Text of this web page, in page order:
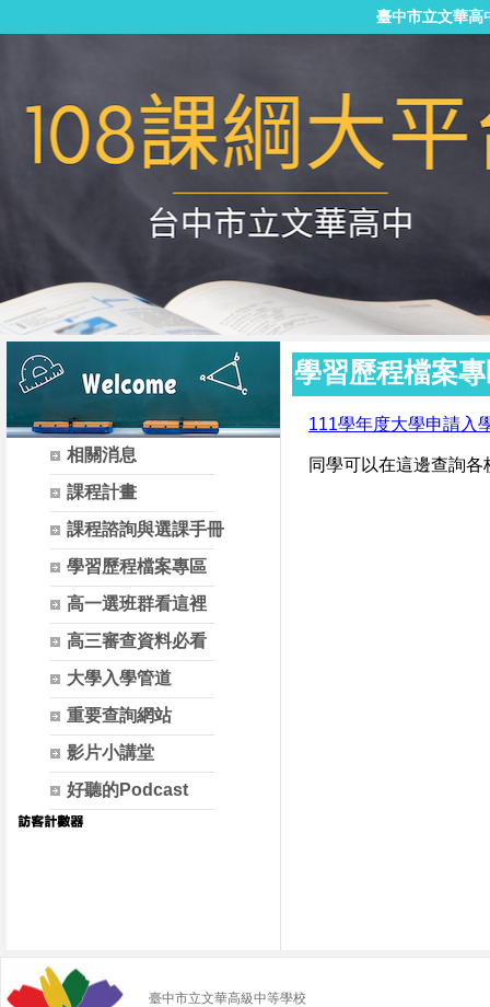
臺中市立文華高
相關消息
課程計畫
課程諮詢與選課手冊
學習歷程檔案專區
高一選班群看這裡
高三審查資料必看
大學入學管道
重要查詢網站
影片小講堂
好聽的Podcast
學習歷程檔案
111學年度大學申請入
同學可以在這邊查詢
臺中市立文華高級中等學校